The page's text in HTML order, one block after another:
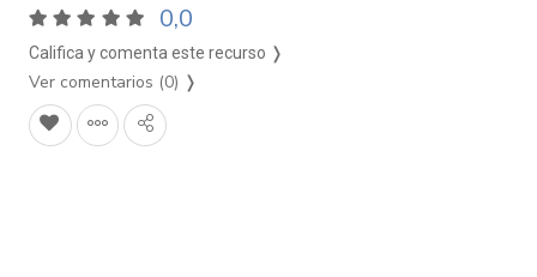
0,0
Califica y comenta este recurso ❭
Ver comentarios (0) ❭